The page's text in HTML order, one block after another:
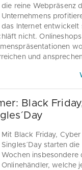
die reine Webpräsenz
Unternehmens
das Internet entwickelt
nicht.
und
Black
Mit Black Friday,
Singles´Day starten
Wochen insbesondere
Onlinehändler, welche